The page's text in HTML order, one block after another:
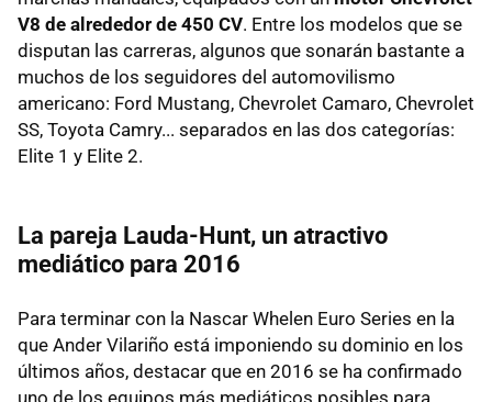
V8 de alrededor de 450 CV. Entre los modelos que se
disputan las carreras, algunos que sonarán bastante a
muchos de los seguidores del automovilismo
americano: Ford Mustang, Chevrolet Camaro, Chevrolet
SS, Toyota Camry... separados en las dos categorías:
Elite 1 y Elite 2.
La pareja Lauda-Hunt, un atractivo
mediático para 2016
Para terminar con la Nascar Whelen Euro Series en la
que Ander Vilariño está imponiendo su dominio en los
últimos años, destacar que en 2016 se ha confirmado